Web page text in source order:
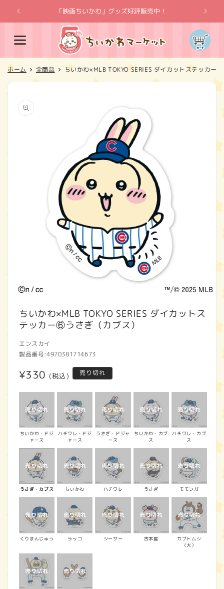
ンツに
進む
「映画ちいかわ」グッズ好評販売中！
カ
ー
ト
ホーム 全商品 ちいかわ×MLB TOKYO SERIES ダイカットステッカー
報にス
キップ
ちいかわ×MLB TOKYO SERIES ダイカットス
テッカー⑥うさぎ（カブス）
エンスカイ
製品番号:4970381714673
通
常
価
格
¥330 (税込) 売り切れ
ちいかわ・ドジ
ャース
ハチワレ・ドジ
ャース
うさぎ・ドジャ
ース
ちいかわ・カブ
ス
ハチワレ・カブ
ス
うさぎ・カブス ちいかわ ハチワレ うさぎ モモンガ
くりまんじゅう ラッコ シーサー 古本屋
カブトムシ
（大）